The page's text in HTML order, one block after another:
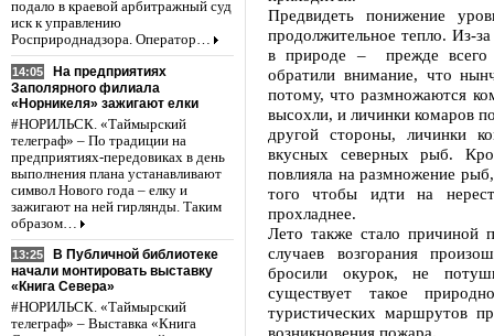
подало в краевой арбитражный суд
иск к управлению
Росприроднадзора. Оператор…
14:05
На предприятиях
Заполярного филиала
«Норникеля» зажигают елки
#НОРИЛЬСК. «Таймырский
телеграф» – По традиции на
предприятиях-передовиках в день
выполнения плана устанавливают
символ Нового года – елку и
зажигают на ней гирлянды. Таким
образом…
13:25
В Публичной библиотеке
начали монтировать выставку
«Книга Севера»
#НОРИЛЬСК. «Таймырский
телеграф» – Выставка «Книга
Предвидеть понижение
продолжительное тепло. Из-
в природе – прежде всего
обратили внимание, что
потому, что размножаются
высохли, и личинки комаров
другой стороны, личинки
вкусных северных рыб.
повлияла на размножение
того чтобы идти на
прохладнее.
Лето также стало причиной
случаев возгорания
бросили окурок, не
существует такое
туристических маршрутов
возникновения пожара.